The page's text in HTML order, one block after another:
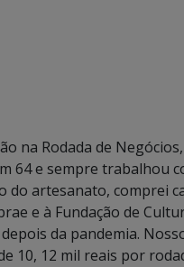
na Rodada de
64 e sempre trabalhou
do artesanato, comprei
e à Fundação de
da pandemia.
10, 12 mil reais por